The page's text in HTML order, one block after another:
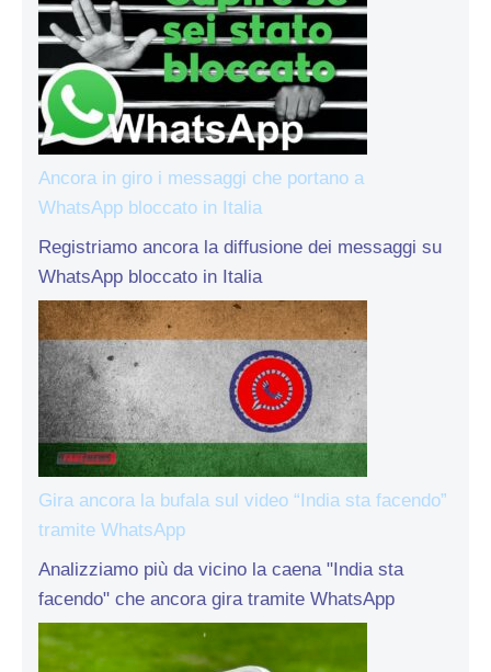
Ancora in giro i messaggi che portano a
WhatsApp bloccato in Italia
Registriamo ancora la diffusione dei messaggi su
WhatsApp bloccato in Italia
Gira ancora la bufala sul video “India sta facendo”
tramite WhatsApp
Analizziamo più da vicino la caena "India sta
facendo" che ancora gira tramite WhatsApp